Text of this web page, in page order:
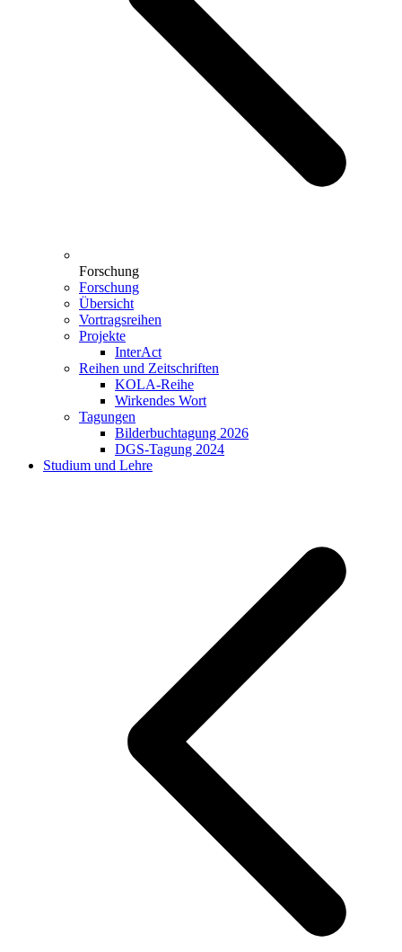
Forschung
Forschung
Übersicht
Vortragsreihen
Projekte
InterAct
Reihen und Zeitschriften
KOLA-Reihe
Wirkendes Wort
Tagungen
Bilderbuchtagung 2026
DGS-Tagung 2024
Studium und Lehre